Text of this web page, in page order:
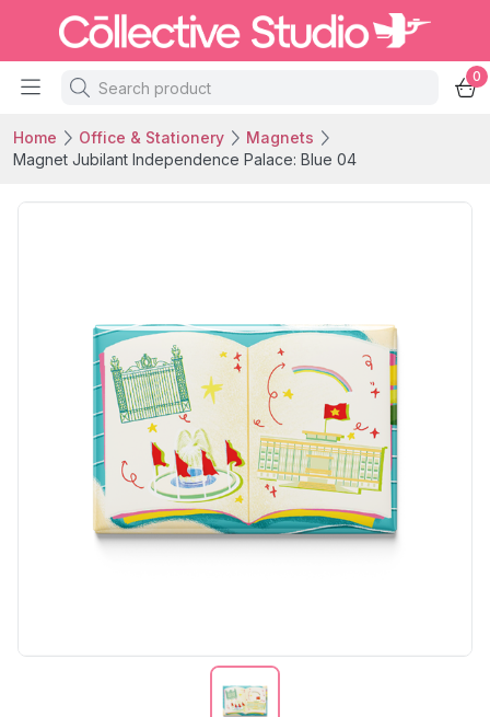
0
Home Office & Stationery
Magnets
Magnet Jubilant Independence Palace: Blue 04